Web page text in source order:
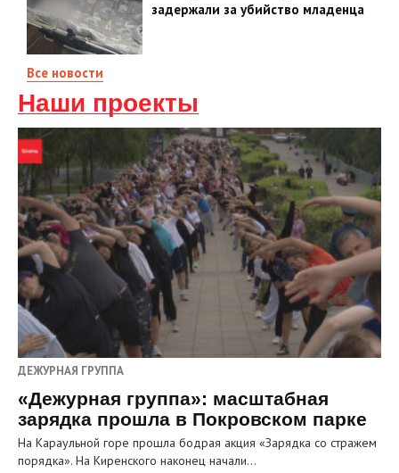
задержали за убийство младенца
Все новости
Наши проекты
ДЕЖУРНАЯ ГРУППА
«Дежурная группа»: масштабная
зарядка прошла в Покровском парке
На Караульной горе прошла бодрая акция «Зарядка со стражем
порядка». На Киренского наконец начали…